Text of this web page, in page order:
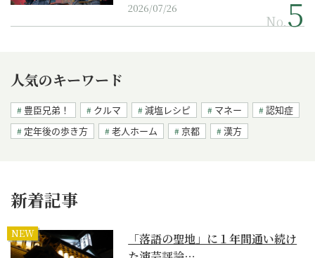
2026/07/26
No.
人気のキーワード
豊臣兄弟！ クルマ 減塩レシピ マネー
認知症
定年後の歩き方
老人ホーム 京都 漢方
新着記事
NEW
「落語の聖地」に１年間通い続け